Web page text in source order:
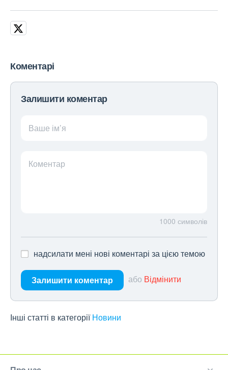
Коментарі
Залишити коментар
Ваше ім’я
Коментар
1000 символів
надсилати мені нові коментарі за цією темою
Залишити коментар або Відмінити
Інші статті в категорії Новини